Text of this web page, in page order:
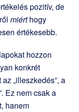
pozitív, de
miérthogy
értékesebb.
hozzon
konkrét
„illeszkedés”, a
Ez nem csak a
hanem